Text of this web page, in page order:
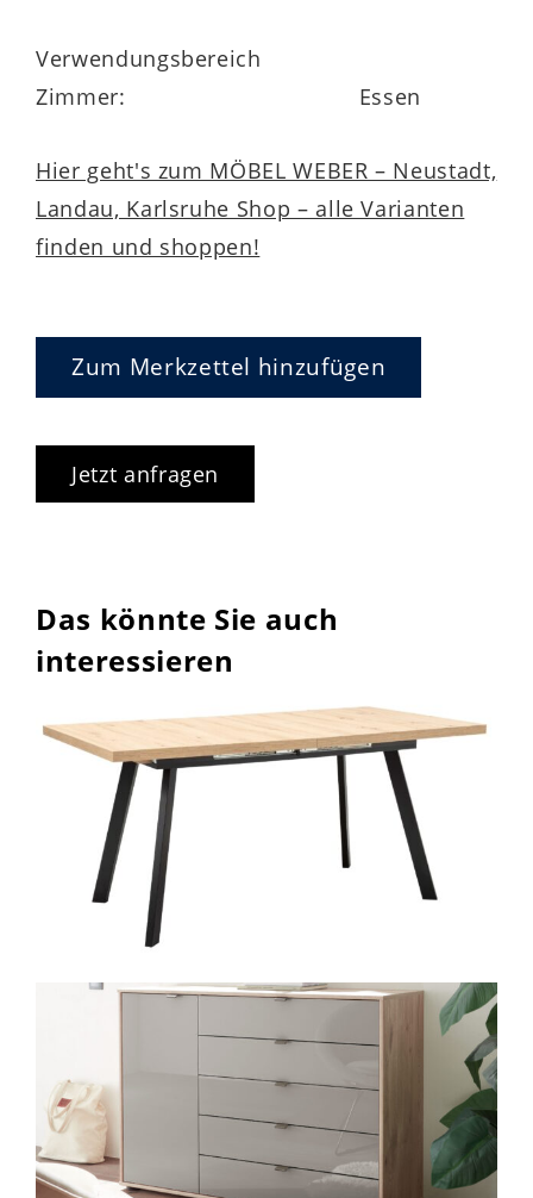
Verwendungsbereich
Zimmer:
Essen
Hier geht's zum MÖBEL WEBER – Neustadt,
Landau, Karlsruhe Shop – alle Varianten
finden und shoppen!
Zum Merkzettel hinzufügen
Jetzt anfragen
Das könnte Sie auch
interessieren